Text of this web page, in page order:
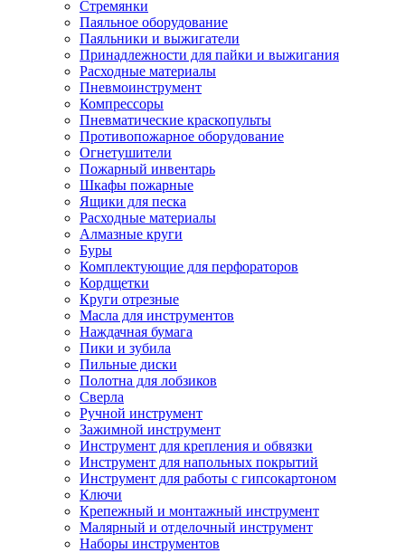
Стремянки
Паяльное оборудование
Паяльники и выжигатели
Принадлежности для пайки и выжигания
Расходные материалы
Пневмоинструмент
Компрессоры
Пневматические краскопульты
Противопожарное оборудование
Огнетушители
Пожарный инвентарь
Шкафы пожарные
Ящики для песка
Расходные материалы
Алмазные круги
Буры
Комплектующие для перфораторов
Кордщетки
Круги отрезные
Масла для инструментов
Наждачная бумага
Пики и зубила
Пильные диски
Полотна для лобзиков
Сверла
Ручной инструмент
Зажимной инструмент
Инструмент для крепления и обвязки
Инструмент для напольных покрытий
Инструмент для работы с гипсокартоном
Ключи
Крепежный и монтажный инструмент
Малярный и отделочный инструмент
Наборы инструментов